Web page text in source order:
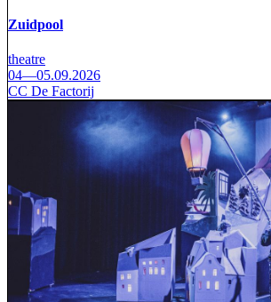
Zuidpool
theatre
04—05.09.2026
CC De Factorij